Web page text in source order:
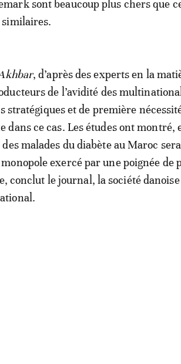
sont beaucoup plus chers que
similaires.
, d’après des experts en la
de l’avidité des
stratégiques et de première
dans ce cas. Les études ont montré,
malades du diabète au Maroc
exercé par une poignée de
conclut le journal, la société